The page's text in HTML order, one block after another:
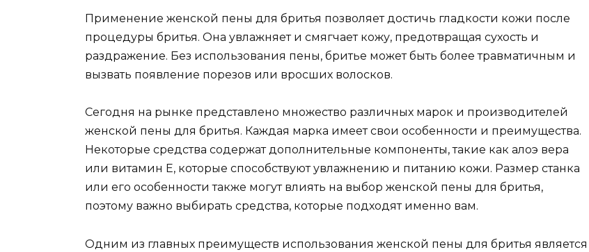
Применение женской пены для бритья позволяет достичь гладкости кожи после
процедуры бритья. Она увлажняет и смягчает кожу, предотвращая сухость и
раздражение. Без использования пены, бритье может быть более травматичным и
вызвать появление порезов или вросших волосков.
Сегодня на рынке представлено множество различных марок и производителей
женской пены для бритья. Каждая марка имеет свои особенности и преимущества.
Некоторые средства содержат дополнительные компоненты, такие как алоэ вера
или витамин Е, которые способствуют увлажнению и питанию кожи. Размер станка
или его особенности также могут влиять на выбор женской пены для бритья,
поэтому важно выбирать средства, которые подходят именно вам.
Одним из главных преимуществ использования женской пены для бритья является